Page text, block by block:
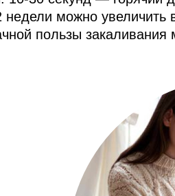
можно
пользы закаливания